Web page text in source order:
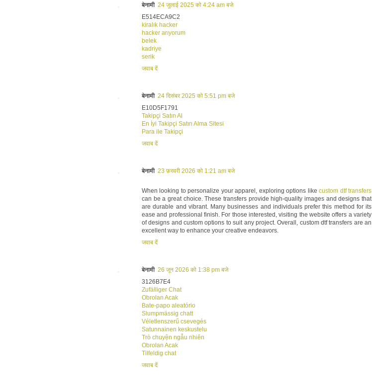
बेनामी 24 जुलाई 2025 को 4:24 am बजे
E514ECA9C2
kiralık hacker
hacker arıyorum
belek
kadriye
serik
जवाब दें
बेनामी 24 दिसंबर 2025 को 5:51 pm बजे
E10D5F1791
Takipçi Satın Al
En İyi Takipçi Satın Alma Sitesi
Para ile Takipçi
जवाब दें
बेनामी 23 फ़रवरी 2026 को 1:21 am बजे
When looking to personalize your apparel, exploring options likecustom dtf transfers
can be a great choice. These transfers provide high-quality images and designs that
are durable and vibrant. Many businesses and individuals prefer this method for its
ease and professional finish. For those interested, visiting the website offers a variety
of designs and custom options to suit any project. Overall, custom dtf transfers are an
excellent way to enhance your creative endeavors.
जवाब दें
बेनामी 26 जून 2026 को 1:38 pm बजे
3126B7E4
Zufälliger Chat
Obrolan Acak
Bate-papo aleatório
Slumpmässig chatt
Véletlenszerű csevegés
Satunnainen keskustelu
Trò chuyện ngẫu nhiên
Obrolan Acak
Tilfeldig chat
जवाब दें